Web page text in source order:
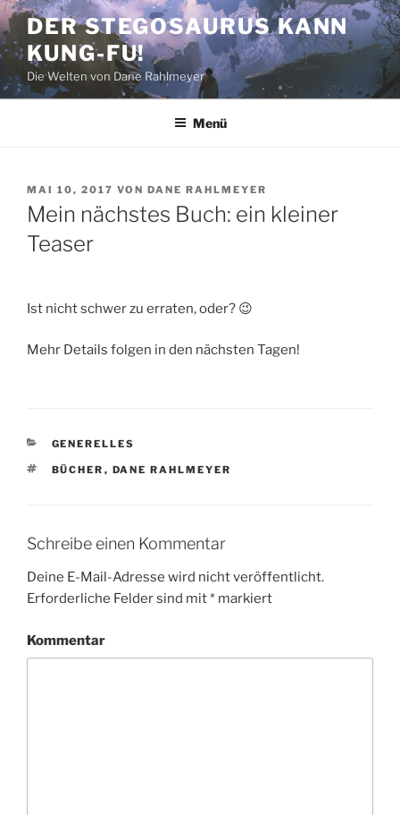
Zum
Inhalt
springen
DER STEGOSAURUS KANN
KUNG-FU!
Die Welten von Dane Rahlmeyer
Menü
VERÖFFENTLICHT
AM
MAI 10, 2017 VON DANE RAHLMEYER
Mein nächstes Buch: ein kleiner
Teaser
Ist nicht schwer zu erraten, oder? 😉
Mehr Details folgen in den nächsten Tagen!
KATEGORIEN
GENERELLES
SCHLAGWÖRTER
BÜCHER , DANE RAHLMEYER
Schreibe einen Kommentar
Deine E-Mail-Adresse wird nicht veröffentlicht.
Erforderliche Felder sind mit* markiert
Kommentar